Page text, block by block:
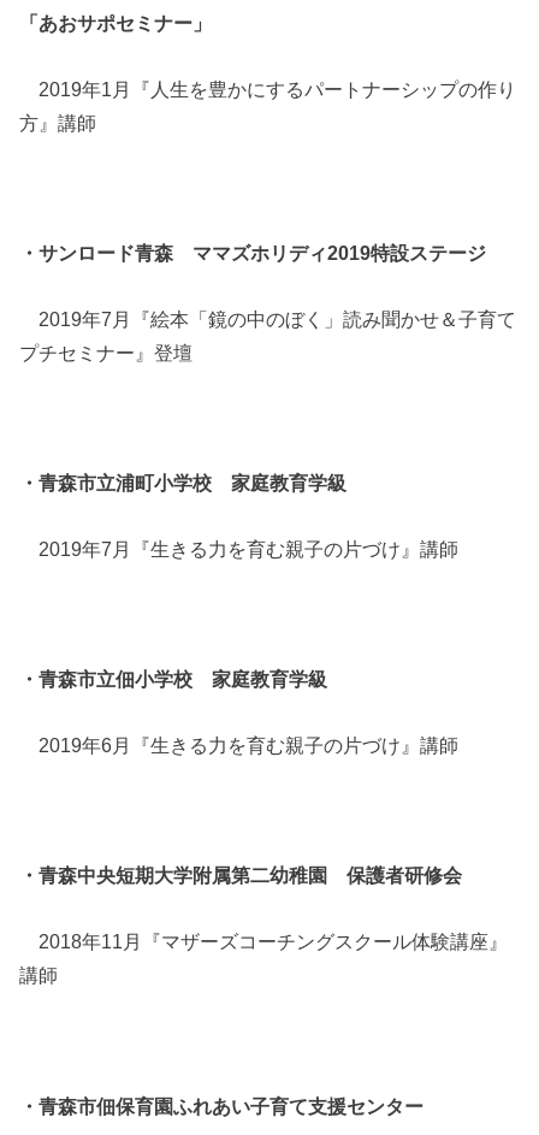
「あおサポセミナー」
2019年1月『人生を豊かにするパートナーシップの作り
方』講師
・サンロード青森 ママズホリディ2019特設ステージ
2019年7月『絵本「鏡の中のぼく」読み聞かせ＆子育て
プチセミナー』登壇
・青森市立浦町小学校 家庭教育学級
2019年7月『生きる力を育む親子の片づけ』講師
・青森市立佃小学校 家庭教育学級
2019年6月『生きる力を育む親子の片づけ』講師
・青森中央短期大学附属第二幼稚園 保護者研修会
2018年11月『マザーズコーチングスクール体験講座』
講師
・青森市佃保育園ふれあい子育て支援センター